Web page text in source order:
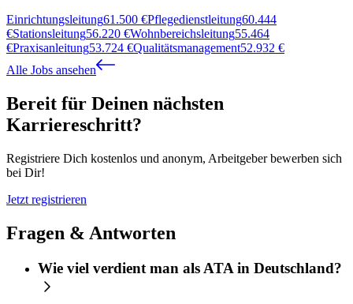
Einrichtungsleitung61.500 €Pflegedienstleitung60.444
€Stationsleitung56.220 €Wohnbereichsleitung55.464
€Praxisanleitung53.724 €Qualitätsmanagement52.932 €
Alle Jobs ansehen
Bereit für Deinen nächsten
Karriereschritt?
Registriere Dich kostenlos und anonym, Arbeitgeber bewerben sich
bei Dir!
Jetzt registrieren
Fragen & Antworten
Wie viel verdient man als ATA in Deutschland?